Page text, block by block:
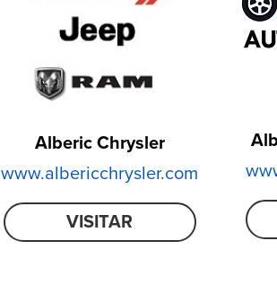
Alberic Chrysler
www.albericchrysler.com
VISITAR